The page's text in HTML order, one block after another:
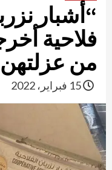
“أشبار
فلاحية
من عزلتهن